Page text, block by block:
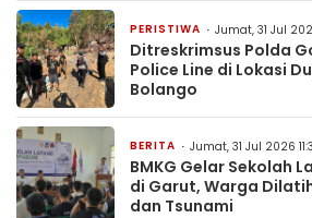
PERISTIWA Jumat, 31 Jul
Ditreskrimsus Polda
Police Line di Lokasi
Bolango
BERITA Jumat, 31 Jul 2026
BMKG Gelar Sekolah
di Garut, Warga
dan Tsunami